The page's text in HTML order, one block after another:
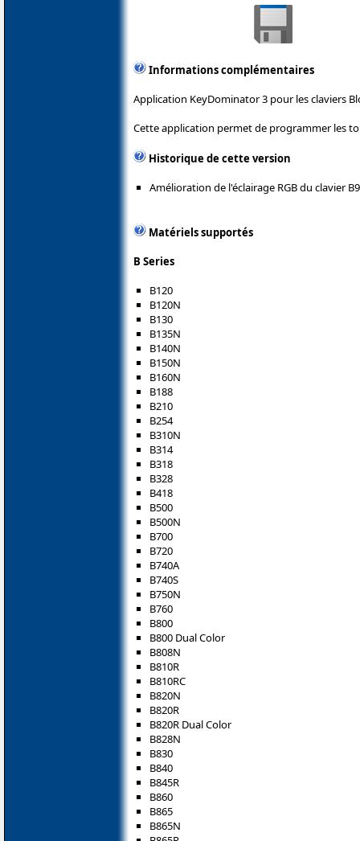
Informations complémentaires
Application KeyDominator 3 pour les claviers
Cette application permet de programmer les
Historique de cette version
Amélioration de l'éclairage RGB du clavier
Matériels supportés
B Series
B120
B120N
B130
B135N
B140N
B150N
B160N
B188
B210
B254
B310N
B314
B318
B328
B418
B500
B500N
B700
B720
B740A
B740S
B750N
B760
B800
B800 Dual Color
B808N
B810R
B810RC
B820N
B820R
B820R Dual Color
B828N
B830
B840
B845R
B860
B865
B865N